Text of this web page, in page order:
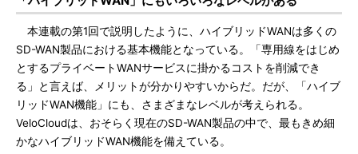
本連載の第1回で説明したように、ハイブリッドWANは多くの
SD-WAN製品における基本機能となっている。「専用線をはじめ
とするプライベートWANサービスに掛かるコストを削減でき
る」と言えば、メリットが分かりやすいからだ。だが、「ハイブ
リッドWAN機能」にも、さまざまなレベルが考えられる。
VeloCloudは、おそらく現在のSD-WAN製品の中で、最もきめ細
かなハイブリッドWAN機能を備えている。